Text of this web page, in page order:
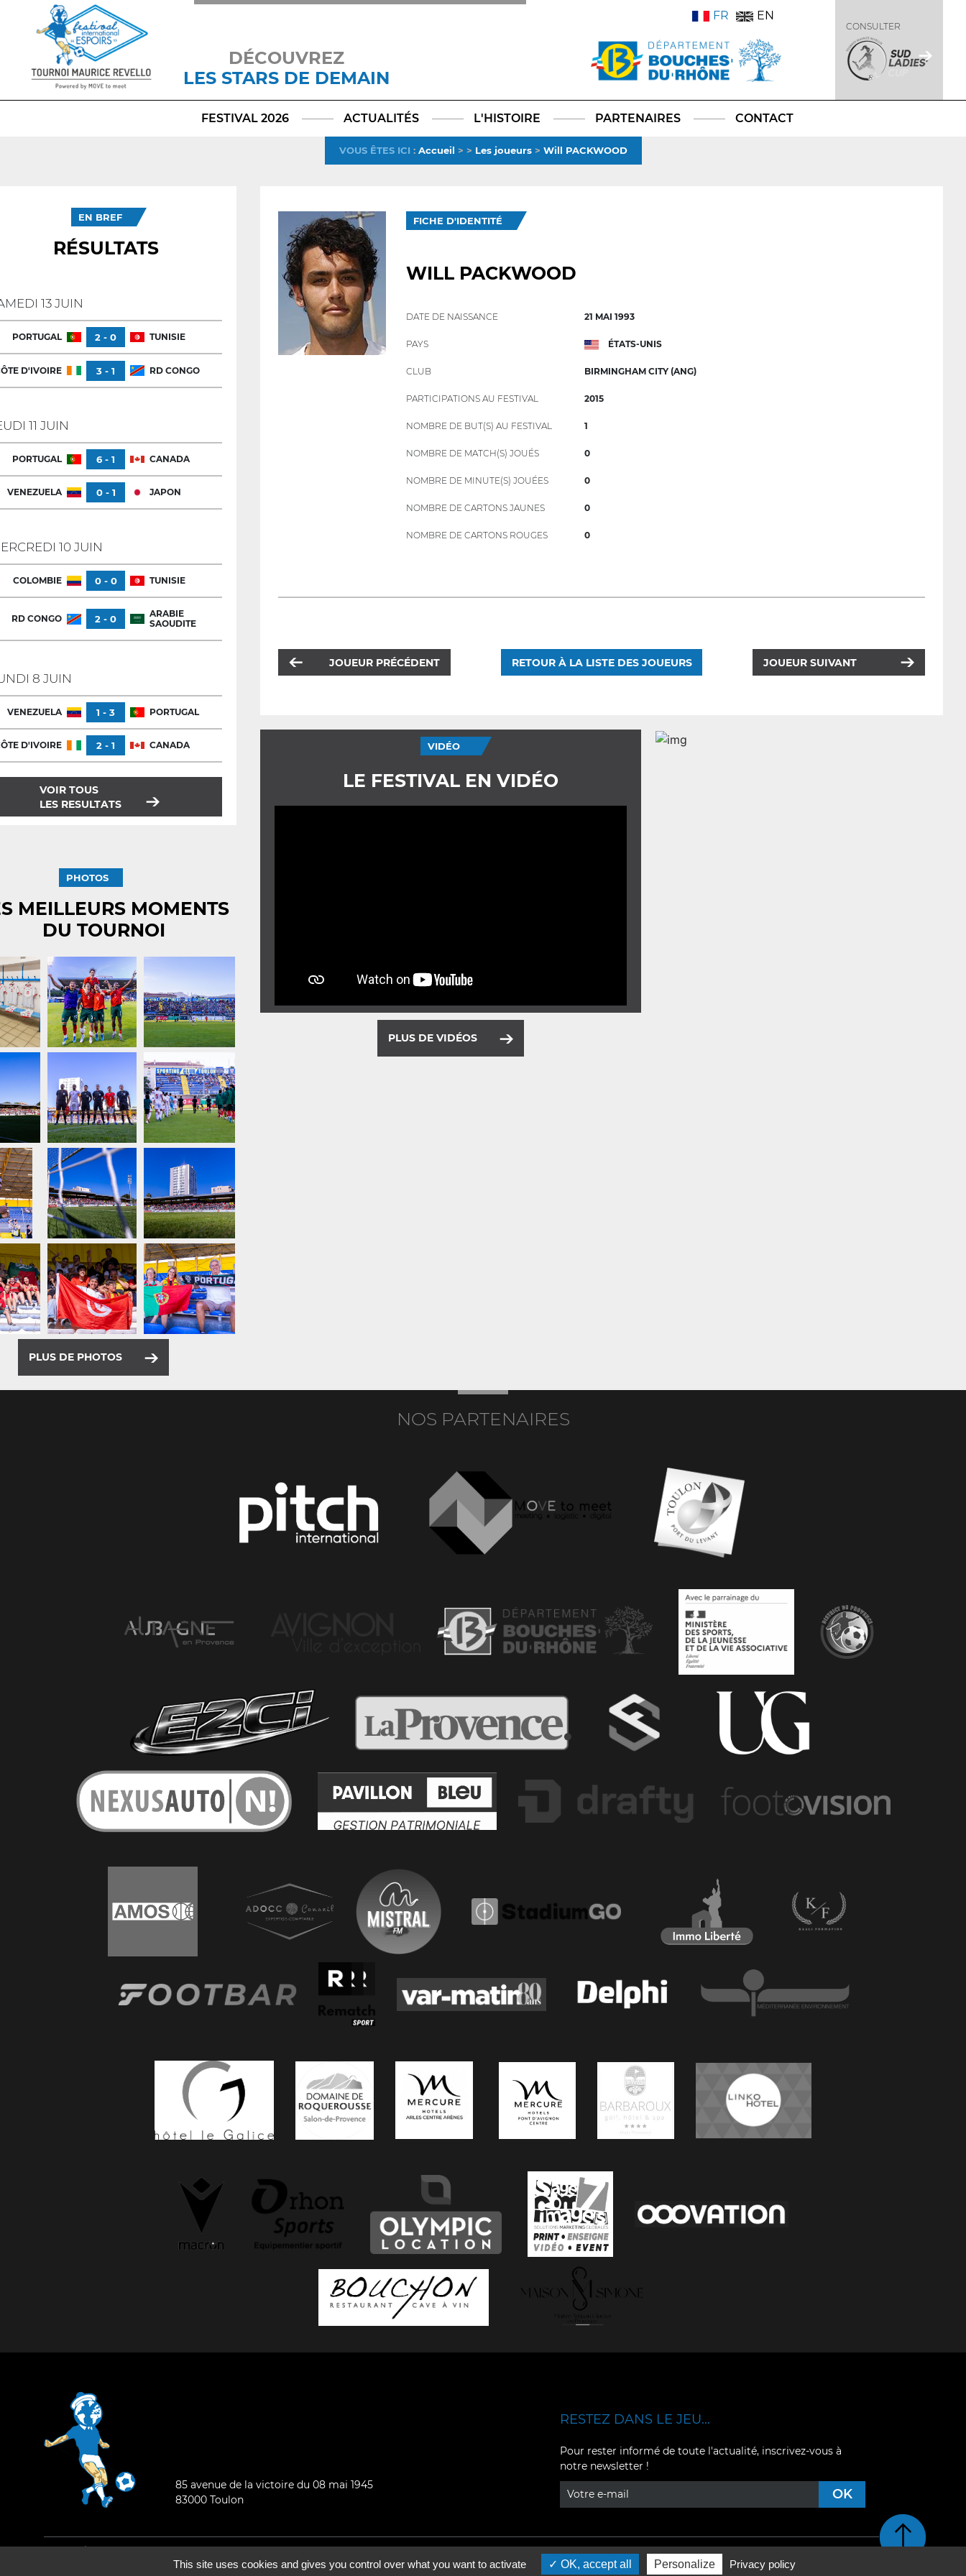
DÉCOUVREZ
LES STARS DE DEMAIN
TikTokLinkedIn
X
FR EN
CONSULTER
FESTIVAL 2026 ACTUALITÉS L'HISTOIRE PARTENAIRES CONTACT
VOUS ÊTES ICI : Accueil > > Les joueurs> Will PACKWOOD
EN BREF
RÉSULTATS
13 JUIN
PORTUGAL 2 - 0 TUNISIE
D'IVOIRE 3 - 1 RD CONGO
11 JUIN
PORTUGAL 6 - 1 CANADA
VENEZUELA 0 - 1 JAPON
10 JUIN
COLOMBIE 0 - 0 TUNISIE
RD CONGO 2 - 0
ARABIE
SAOUDITE
8 JUIN
VENEZUELA 1 - 3 PORTUGAL
D'IVOIRE 2 - 1 CANADA
VOIR TOUS
LES RESULTATS
PHOTOS
MEILLEURS MOMENTS
DU TOURNOI
PLUS DE PHOTOS
FICHE D'IDENTITÉ
WILL PACKWOOD
DATE DE NAISSANCE 21 MAI 1993
PAYS ÉTATS-UNIS
CLUB BIRMINGHAM CITY (ANG)
PARTICIPATIONS AU FESTIVAL 2015
NOMBRE DE BUT(S) AU FESTIVAL 1
NOMBRE DE MATCH(S) JOUÉS 0
NOMBRE DE MINUTE(S) JOUÉES 0
NOMBRE DE CARTONS JAUNES 0
NOMBRE DE CARTONS ROUGES 0
JOUEUR PRÉCÉDENT RETOUR À LA LISTE DES JOUEURS JOUEUR SUIVANT
VIDÉO
LE FESTIVAL EN VIDÉO
PLUS DE VIDÉOS
NOS PARTENAIRES
85 avenue de la victoire du 08 mai 1945
83000 Toulon
YouTube
RESTEZ DANS LE JEU...
Pour rester informé de toute l'actualité, inscrivez-vous à
notre newsletter !
Mentions légales-Qui sommes-nous ?
©2026 - Tous droits réservés - Conception :epartenair e
Retour en haut de page
This site uses cookies and gives you control over what you want to activate OK, accept all Personalize Privacy policy